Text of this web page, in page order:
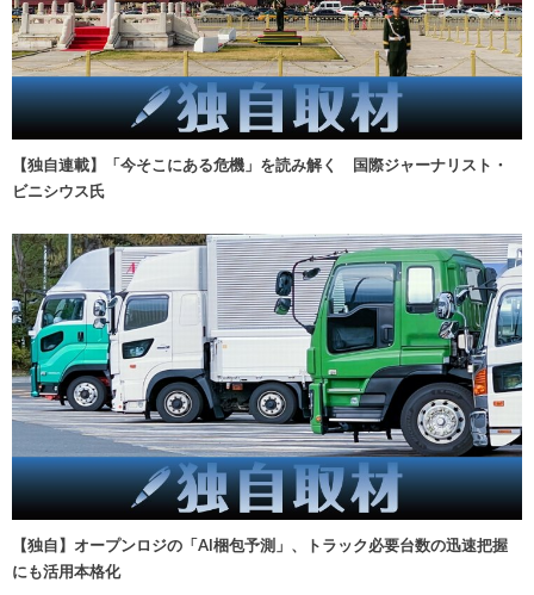
【独自連載】「今そこにある危機」を読み解く 国際ジャーナリスト・
ビニシウス氏
【独自】オープンロジの「AI梱包予測」、トラック必要台数の迅速把握
にも活用本格化